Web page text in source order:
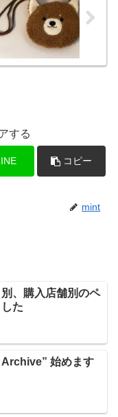
する
コピー
mint
、購入店舗別のペ
た
始めます